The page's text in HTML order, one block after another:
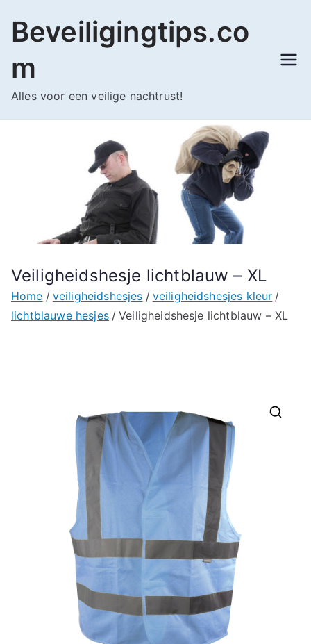
naar
inhoud
Beveiligingtips.co
m
Alles voor een veilige nachtrust!
Veiligheidshesje lichtblauw – XL
Home veiligheidshesjes
veiligheidshesjes kleur
lichtblauwe hesjes
Veiligheidshesje lichtblauw – XL